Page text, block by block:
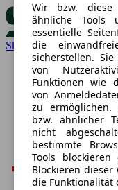
Skoda
Wir bzw. diese
ähnliche Tools
essentielle
die
sicherstellen.
von
Funktionen wie
von
zu ermöglichen.
bzw. ähnlicher
nicht
bestimmte
Tools
Blockieren dieser
die Funktionalität